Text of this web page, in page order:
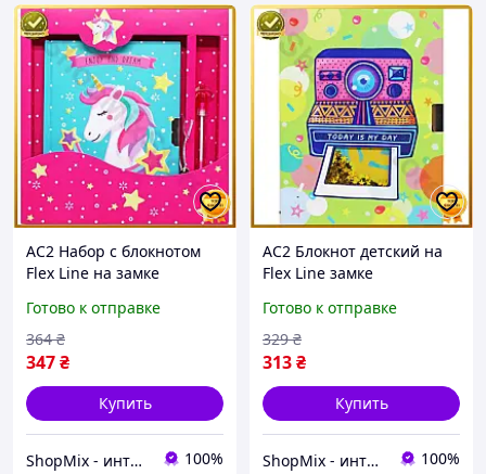
AC2 Набор с блокнотом
Flex Line на замке
ручка подарочный набор
для ребенка блокно DE
Готово к отправке
347₴
364 ₴
Купить
ShopMix - интернет-магазин сумок и аксессуаров 100%
AC2 Блокнот детский на
Flex Line замке
дневник с блестками для
записей и заметок
MOD58 DE
Готово к отправке
313₴
329 ₴
Купить
ShopMix - интернет-магазин сумок и аксессуаров 100%